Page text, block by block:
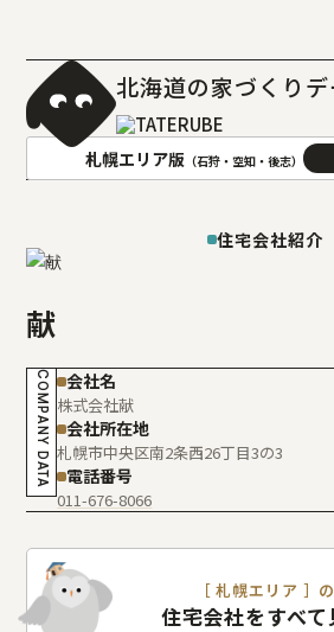
北海道の家づくり
札幌エリア版 （石狩・空知・後志）
室蘭(胆振･日高)版
釧路(釧
北見(オホーツク)版
住宅会社紹介
献
COMPANY DATA 会社名
株式会社献
会社所在地
札幌市中央区南2条西26丁目3の3
電話番号
011-676-8066
［ 札幌エリア ］の
住宅会社をすべて